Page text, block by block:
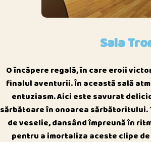
Sala
O încăpere regală, în care eroii
finalul aventurii. În această sală
entuziasm. Aici este savurat
sărbătoare în onoarea sărbătoritului.
de veselie, dansând împreună în
pentru a imortaliza aceste clipe